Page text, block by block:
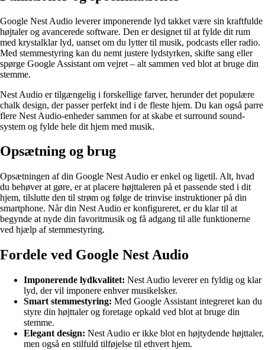
Google Nest Audio leverer imponerende lyd takket være sin kraftfulde
højtaler og avancerede software. Den er designet til at fylde dit rum
med krystalklar lyd, uanset om du lytter til musik, podcasts eller radio.
Med stemmestyring kan du nemt justere lydstyrken, skifte sang eller
spørge Google Assistant om vejret – alt sammen ved blot at bruge din
stemme.
Nest Audio er tilgængelig i forskellige farver, herunder det populære
chalk design, der passer perfekt ind i de fleste hjem. Du kan også parre
flere Nest Audio-enheder sammen for at skabe et surround sound-
system og fylde hele dit hjem med musik.
Opsætning og brug
Opsætningen af din Google Nest Audio er enkel og ligetil. Alt, hvad
du behøver at gøre, er at placere højttaleren på et passende sted i dit
hjem, tilslutte den til strøm og følge de trinvise instruktioner på din
smartphone. Når din Nest Audio er konfigureret, er du klar til at
begynde at nyde din favoritmusik og få adgang til alle funktionerne
ved hjælp af stemmestyring.
Fordele ved Google Nest Audio
Imponerende lydkvalitet: Nest Audio leverer en fyldig og klar
lyd, der vil imponere enhver musikelsker.
Smart stemmestyring: Med Google Assistant integreret kan du
styre din højttaler og foretage opkald ved blot at bruge din
stemme.
Elegant design: Nest Audio er ikke blot en højtydende højttaler,
men også en stilfuld tilføjelse til ethvert hjem.